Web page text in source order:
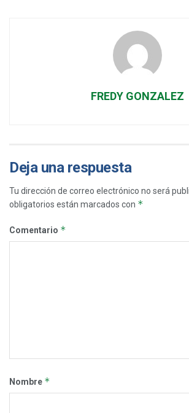
FREDY GONZALEZ
Deja una respuesta
Tu dirección de correo electrónico no será
obligatorios están marcados con *
Comentario *
Nombre *